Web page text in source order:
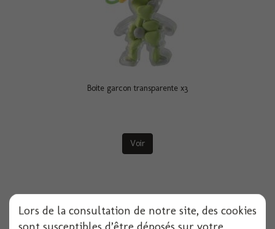
Boite garcon transparente x3
Voir
Lors de la consultation de notre site, des cookies